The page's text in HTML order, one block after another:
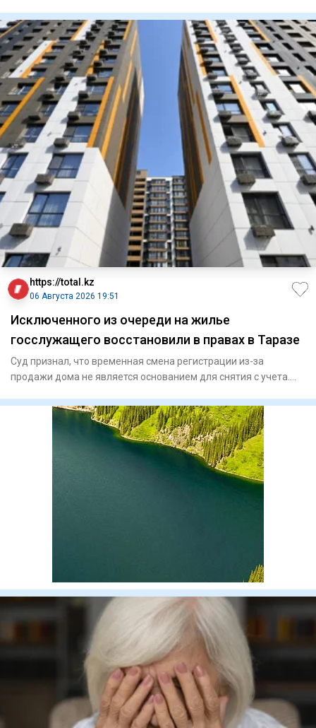
https://total.kz
06 Августа 2026 19:51
Исключенного из очереди на жилье
госслужащего восстановили в правах в Таразе
Суд признал, что временная смена регистрации из-за
продажи дома не является основанием для снятия с учета.